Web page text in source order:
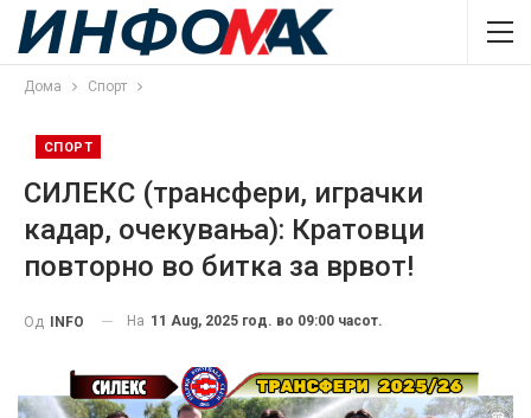
Дома Спорт
СПОРТ
СИЛЕКС (трансфери, играчки
кадар, очекувања): Кратовци
повторно во битка за врвот!
Од INFO На 11 Aug, 2025 год. во 09:00 часот.